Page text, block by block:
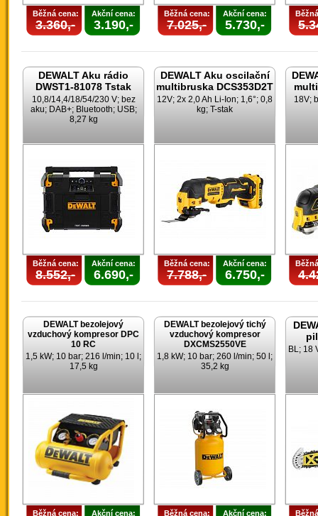
Běžná cena:
3.360,-
Akční cena:
3.190,-
Běžná cena:
7.025,-
Akční cena:
5.730,-
DEWALT Aku rádio
DWST1-81078 Tstak
10,8/14,4/18/54/230 V; bez
aku; DAB+; Bluetooth; USB;
8,27 kg
Běžná cena:
8.552,-
Akční cena:
6.690,-
DEWALT Aku oscilační
multibruska DCS353D2T
12V; 2x 2,0 Ah Li-Ion; 1,6°; 0,8
kg; T-stak
Běžná cena:
7.788,-
Akční cena:
6.750,-
18V;
DEWALT bezolejový
vzduchový kompresor DPC
10 RC
1,5 kW; 10 bar; 216 l/min; 10 l;
17,5 kg
Běžná cena: Akční cena:
DEWALT bezolejový tichý
vzduchový kompresor
DXCMS2550VE
1,8 kW; 10 bar; 260 l/min; 50 l;
35,2 kg
Běžná cena: Akční cena:
BL; 18